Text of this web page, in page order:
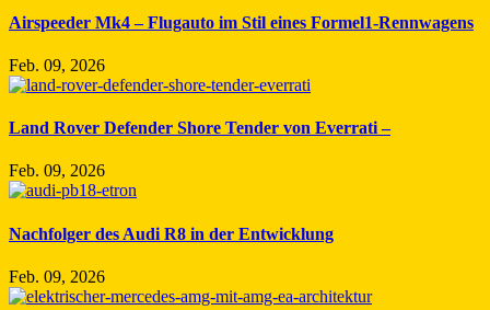
Airspeeder Mk4 – Flugauto im Stil eines Formel1-Rennwagens
Feb. 09, 2026
Land Rover Defender Shore Tender von Everrati –
Feb. 09, 2026
Nachfolger des Audi R8 in der Entwicklung
Feb. 09, 2026